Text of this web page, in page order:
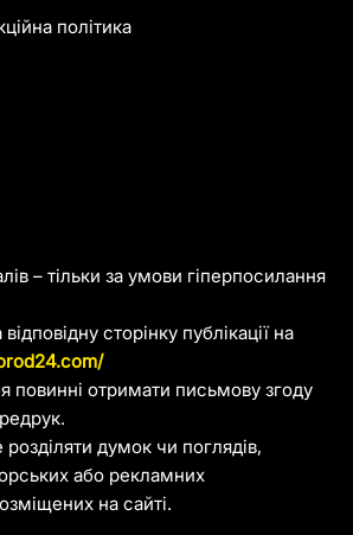
– тільки за умови гіперпосилання
сторінку публікації на
повинні отримати письмову згоду
думок чи поглядів,
або рекламних
на сайті.
політика